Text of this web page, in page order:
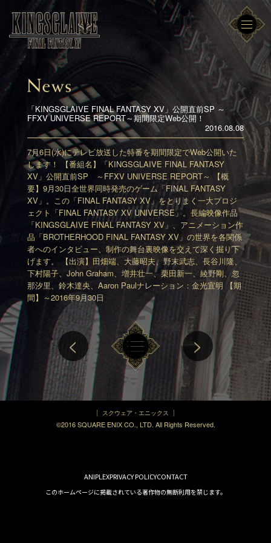
「KINGSGLAIVE FINAL FANTASY XV」公開直前SP ～
FFXV UNIVERSE REPORT～期間限定Web公開！
2016.08.08
7月6日(水)にテレビ放送した特番を期間限定でWeb公開いた
します！
【番組名】
「KINGSGLAIVE FINAL FANTASY
XV」公開直前SP ～FFXV UNIVERSE REPORT～
【概
要】 9月30日全世界同時発売のゲーム「FINAL FANTASY
XV」。 この「FINAL FANTASY XV」をとりまく一大プロジ
ェクト 「FINAL FANTASY XV UNIVERSE」。 長編映像作品
「KINGSGLAIVE FINAL FANTASY XV」、 アニメーション作
品「BROTHERHOOD FINAL FANTASY XV」の世界を各関係
者へのインタビュー、制作の舞台裏映像を交えて深く掘り下
げます。
【出演】 田畑端、大藤昭夫、野末武志、長谷川隆、
下村陽子、John Graham、増井壮一、栗田新一、 綾野剛、忽
那汐里、鈴木達央、Aaron Paulナレーション：金光宜明
【期
間】 ～2016年9月30日
< >
スクウェア・エニックス
©2016 SQUARE ENIX CO., LTD. All Rights Reserved.
ANIPLEXPRIVACY POLICYCONTACT
このホームページに掲載されている著作物の無断利用を禁じます。